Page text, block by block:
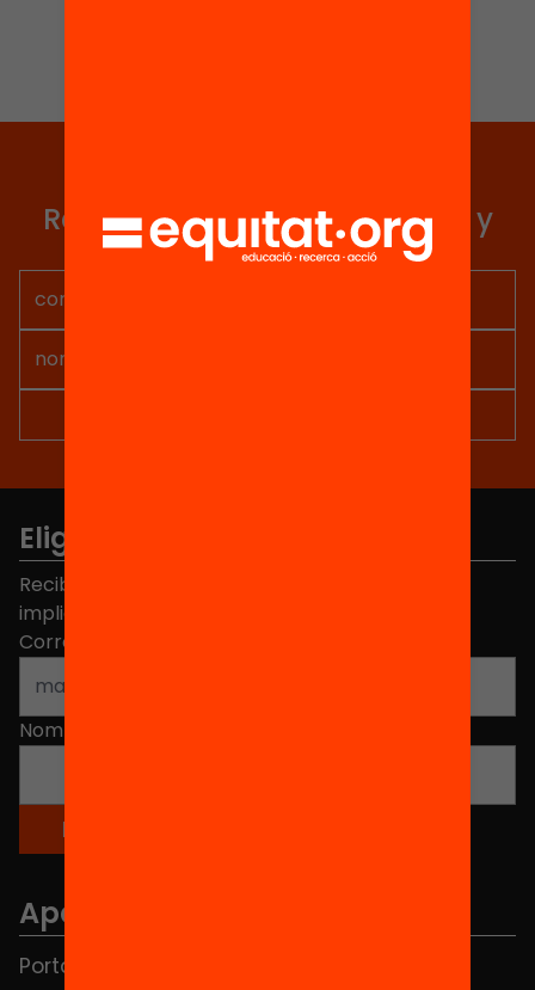
Recibe contenidos, iniciativas y
proyectos para implicarte.
Elige equidad
Recibe contenidos, iniciativas y proyectos para
implicarte.
Correo electrónico
Nombre
Apartados
Portada